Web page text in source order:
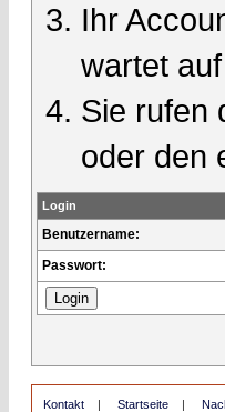
Ihr
wartet
Sie rufen
oder den
Login
Benutzername:
Passwort:
Kontakt | Startseite |